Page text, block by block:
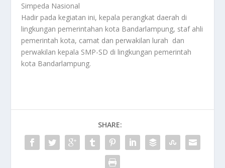
Simpeda Nasional
Hadir pada kegiatan ini, kepala perangkat daerah di
lingkungan pemerintahan kota Bandarlampung, staf ahli
pemerintah kota, camat dan perwakilan lurah dan
perwakilan kepala SMP-SD di lingkungan pemerintah
kota Bandarlampung.
SHARE: